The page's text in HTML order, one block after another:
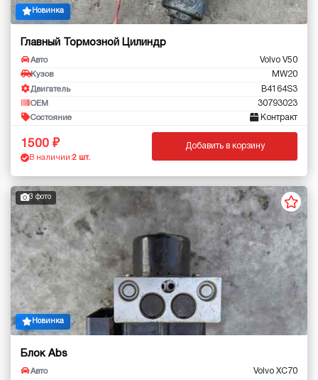
Новинка
Главный Тормозной Цилиндр
Авто Volvo V50
Кузов MW20
Двигатель B4164S3
OEM 30793023
Состояние Контракт
1500
В наличии:2 шт.
Добавить в корзину
3 фото
Новинка
Блок Abs
Авто Volvo XC70